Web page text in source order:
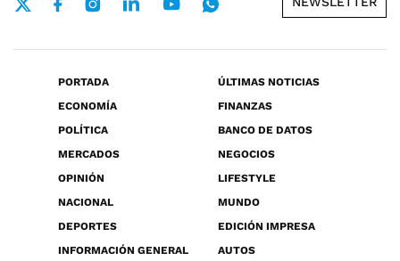
PORTADA
ÚLTIMAS NOTICIAS
ECONOMÍA
FINANZAS
POLÍTICA
BANCO DE DATOS
MERCADOS
NEGOCIOS
OPINIÓN
LIFESTYLE
NACIONAL
MUNDO
DEPORTES
EDICIÓN IMPRESA
INFORMACIÓN GENERAL
AUTOS